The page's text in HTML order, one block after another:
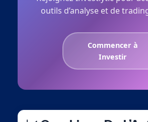
outils d’analyse et de
Commencer à
Investir